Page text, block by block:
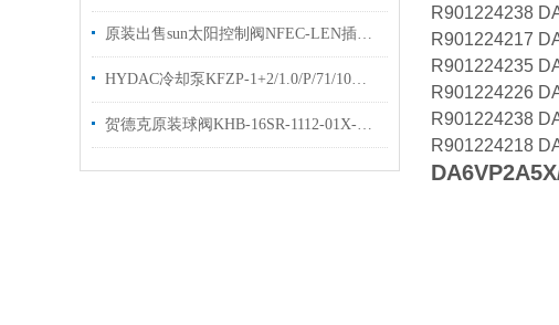
原装出售sun太阳控制阀NFEC-LEN插装阀样本技术参数
HYDAC冷却泵KFZP-1+2/1.0/P/71/10电机泵优势出售
贺德克原装球阀KHB-16SR-1112-01X-A直销高压球阀KHB
R901224238
R901224217
R901224235
R901224226
R901224238
R901224218